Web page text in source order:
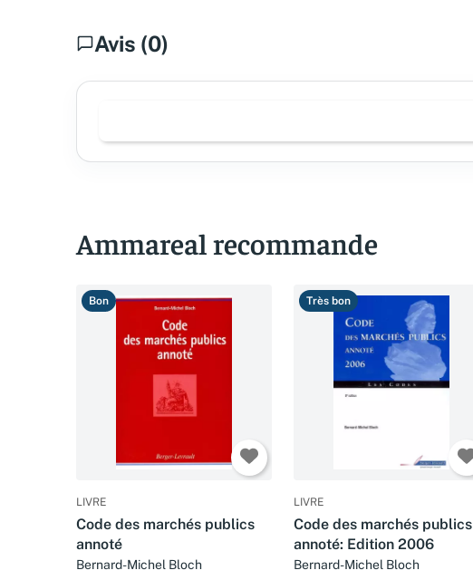
Avis (0)
Ammareal recommande
Bon
LIVRE
Code des marchés publics
annoté
Bernard-Michel Bloch
Très bon
LIVRE
Code des marchés publics
annoté: Edition 2006
Bernard-Michel Bloch